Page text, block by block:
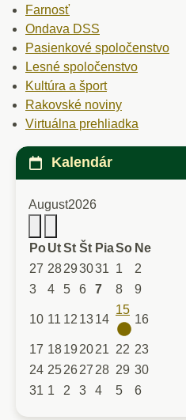
Farnosť
Ondava DSS
Pasienkové spoločenstvo
Lesné spoločenstvo
Kultúra a šport
Rakovské noviny
Virtuálna prehliadka
Kalendár
August2026
PoUtSt Št PiaSo Ne
27 28293031 1
2
3
4 5 6 7 8 9
10 11 12 1314
15
16
17 1819 2021 22 23
24 252627 28 29 30
31 1 2 3 4 5 6